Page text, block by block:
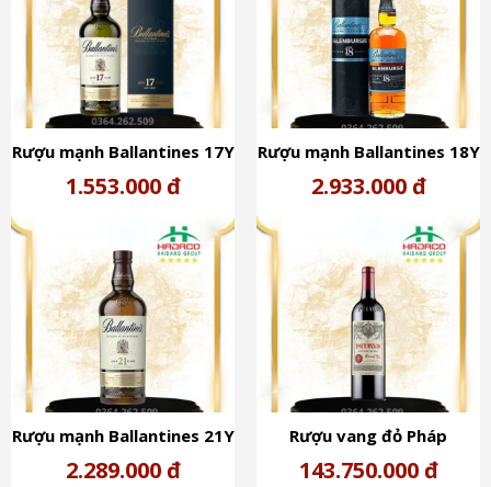
Rượu mạnh Ballantines 17Y
40%
1.553.000 đ
Rượu mạnh Ballantines 18Y
Glenburgie 40%
2.933.000 đ
Rượu mạnh Ballantines 21Y
40% Scotland
2.289.000 đ
Rượu vang đỏ Pháp
Château Pétrus Pomerol
143.750.000 đ